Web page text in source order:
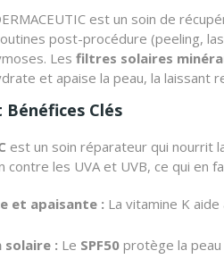
est un soin de
post-procédure (peeling,
Les filtres solaires
et apaise la peau, la laissant
Clés
est un soin réparateur qui nourrit
les UVA et UVB, ce qui en
et apaisante : La vitamine K
: Le SPF50 protège la